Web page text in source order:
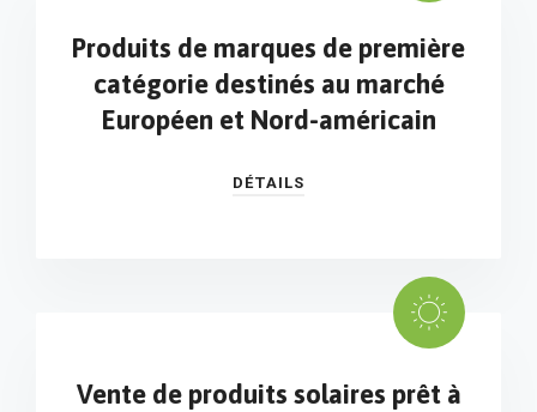
Produits de marques de première
catégorie destinés au marché
Européen et Nord-américain
DÉTAILS
Vente de produits solaires prêt à